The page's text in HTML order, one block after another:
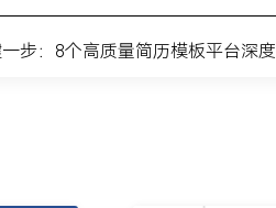
步：8个高质量简历模板平台深